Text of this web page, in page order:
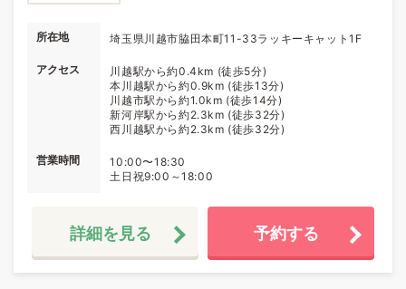
所在地 埼玉県川越市脇田本町11-33ラッキーキャット1F
アクセス
川越駅から約0.4km (徒歩5分)
本川越駅から約0.9km (徒歩13分)
川越市駅から約1.0km (徒歩14分)
新河岸駅から約2.3km (徒歩32分)
西川越駅から約2.3km (徒歩32分)
営業時間
10:00〜18:30
土日祝9:00～18:00
詳細を見る 予約する